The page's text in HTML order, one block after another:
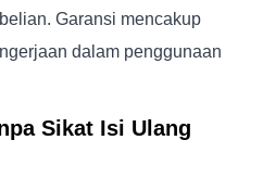
Garansi mencakup
dalam penggunaan
Sikat Isi Ulang